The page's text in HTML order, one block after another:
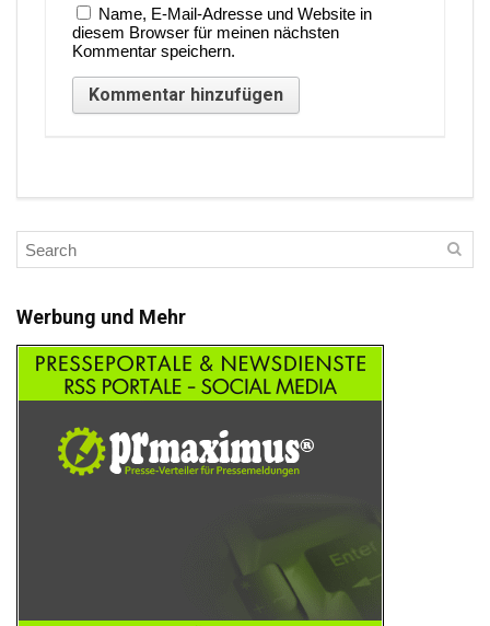
Name, E-Mail-Adresse und Website in
diesem Browser für meinen nächsten
Kommentar speichern.
Werbung und Mehr